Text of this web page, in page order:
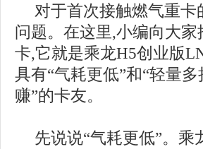
对于首次接触燃气重
问题。在这里,小编向大
卡,它就是乘龙H5创业版
具有“气耗更低”和“轻量
赚”的卡友。
先说说“气耗更低”。